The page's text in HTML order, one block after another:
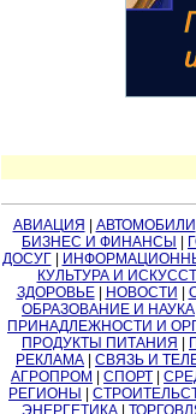
АВИАЦИЯ АВТОМОБИЛИ
БИЗНЕС И ФИНАНСЫ
ДОСУГ|
КУЛЬТУРА И
ЗДОРОВЬЕ| НОВОСТИ
ОБРАЗОВАНИЕ И НАУКА
ПРИНАДЛЕЖНОСТИ И
ПРОДУКТЫ ПИТАНИЯ
РЕКЛАМА
СВЯЗЬ И
АГРОПРОМ
СПОРТ
РЕГИОНЫ